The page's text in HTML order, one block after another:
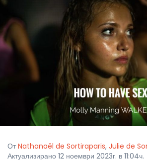
От Nathanaël de Sortiraparis, Julie de
Актуализирано 12 ноември 2023г. в 11:04ч.